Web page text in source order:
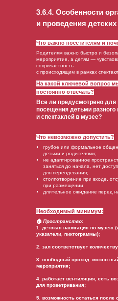
3.6.4. Особенности
и проведения детских
Родителям важно быстро и
мероприятие, а детям —
сопричастность
с происходящим в рамках
грубое или формальное
детьми и родителями;
не адаптированное
заняться до начала, нет
для переодевания;
столпотворение при входе,
при размещении;
длительное ожидание перед
🏠 Пространство:
1. детская навигация по музею
указатели, пиктограммы);
2. зал соответствует
3. свободный проход: можно
мероприятия;
4. работает вентиляция, есть
для проветривания;
5. возможность остаться после
Все ли предусмотрено для
посещения детьми разного
и спектаклей в музее?
Что важно посетителям и
Что невозможно допустить?
Необходимый минимум:
На какой ключевой вопрос
постоянно отвечать?